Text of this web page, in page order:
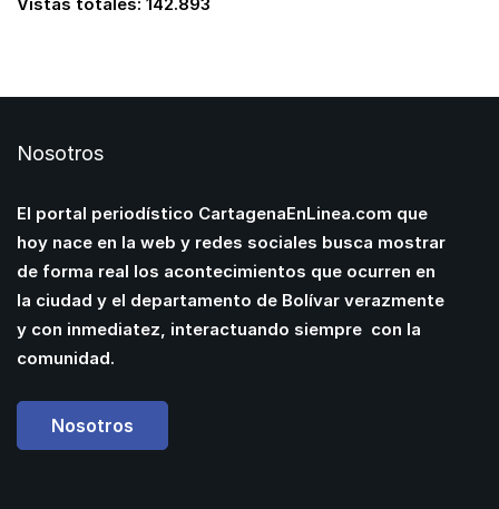
Nosotros
El portal periodístico CartagenaEnLinea.com que
hoy nace en la web y redes sociales busca mostrar
de forma real los acontecimientos que ocurren en
la ciudad y el departamento de Bolívar verazmente
y con inmediatez, interactuando siempre con la
comunidad.
Nosotros